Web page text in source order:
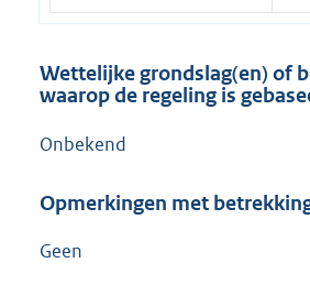
Wettelijke grondslag(en) of
waarop de regeling is
Onbekend
Opmerkingen met
Geen